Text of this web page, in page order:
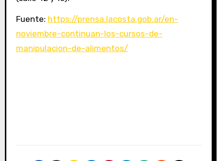
Fuente: https://prensa.lacosta.gob.ar/en-
noviembre-continuan-los-cursos-de-
manipulacion-de-alimentos/